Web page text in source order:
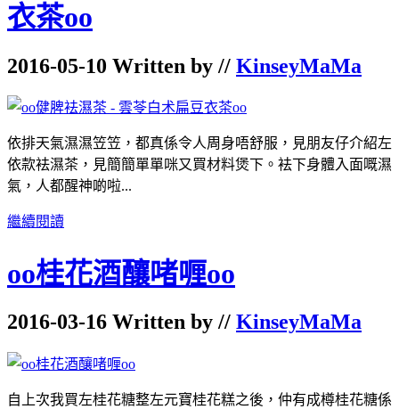
衣茶oo
2016-05-10 Written by // KinseyMaMa
依排天氣濕濕笠笠，都真係令人周身唔舒服，見朋友仔介紹左
依款袪濕茶，見簡簡單單咪又買材料煲下。袪下身體入面嘅濕
氣，人都醒神啲啦...
繼續閱讀
oo桂花酒釀啫喱oo
2016-03-16 Written by // KinseyMaMa
自上次我買左桂花糖整左元寶桂花糕之後，仲有成樽桂花糖係